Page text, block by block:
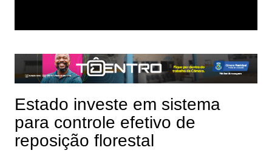
Estado investe em sistema
para controle efetivo de
reposição florestal